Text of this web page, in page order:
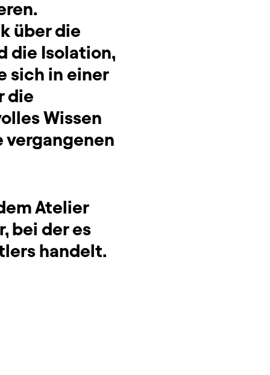
über die
die Isolation,
sich in einer
die
Wissen
vergangenen
Atelier
bei der es
handelt.